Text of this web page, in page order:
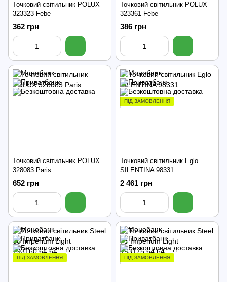
Точковий світильник POLUX
323323 Febe
362 грн
Точковий світильник POLUX
323361 Febe
386 грн
Точковий світильник POLUX
328083 Paris
652 грн
ПІД ЗАМОВЛЕННЯ
Точковий світильник Eglo
SILENTINA 98331
2 461 грн
ПІД ЗАМОВЛЕННЯ ПІД ЗАМОВЛЕННЯ